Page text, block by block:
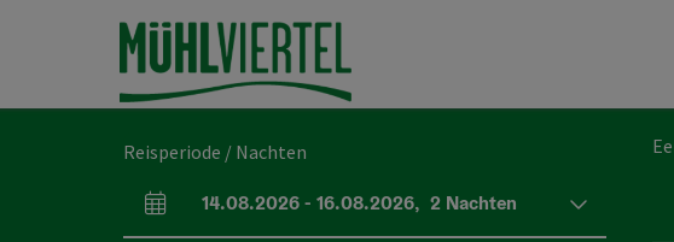
Accesskey
[0]
Navigatie Accesskey
[1]
PaginabeginAccesskey
[2]
Reisperiode / Nachten
Velden voor aankomst en vertrek
14.08.2026- 16.08.2026, 2 Nachten